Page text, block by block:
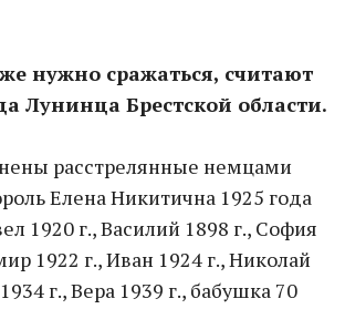
нужно сражаться, считают
Лунинца Брестской области.
расстрелянные немцами
Елена Никитична 1925 года
1920 г., Василий 1898 г., София
1922 г., Иван 1924 г., Николай
г., Вера 1939 г., бабушка 70